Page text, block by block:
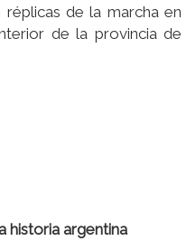
de la marcha en
de la provincia de
historia argentina